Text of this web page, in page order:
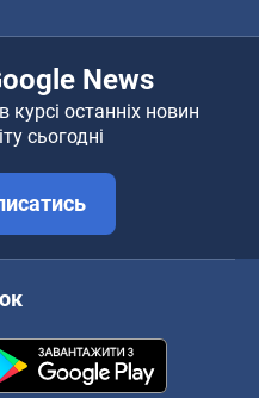
News
курсі останніх новин
сьогодні